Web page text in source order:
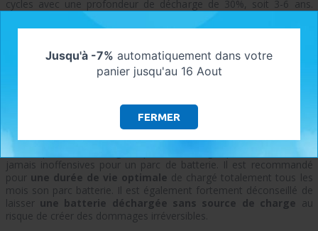
cycles avec une profondeur de décharge de 30%, soit 3-6 ans.
Victron Energy a intégré à ses batteries
(Valve Regulated Lead Acid) qui garantit une étanchéité à vie. La
de décharge profonde (supérieur à 50%). L’ensemble des batteries
ci-dessous dispose d’une tension de 12V. Cette technologie est
très similaire à la technologie AGM.
Dans le cadre d’une installation photovoltaïque, la batterie va
permettre de stocker la production des panneaux solaires dans le
but d’utiliser l'énergie lorsque vous en avez besoin.
Il est important de souligner que les décharges profondes ne sont
jamais inoffensives pour un parc de batterie. Il est recommandé
pour une durée de vie optimale de chargé totalement tous les
mois son parc batterie. Il est également fortement déconseillé de
laisser une batterie déchargée sans source de charge au
risque de créer des dommages irréversibles.
Jusqu'à -7% automatiquement dans votre
panier jusqu'au 16 Aout
FERMER